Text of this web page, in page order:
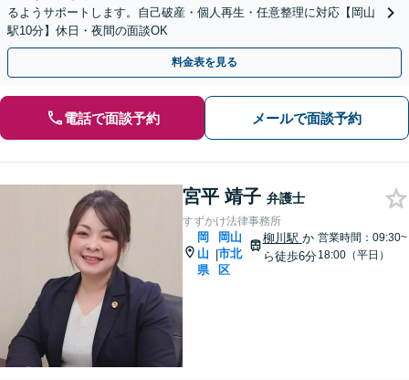
るようサポートします。自己破産・個人再生・任意整理に対応【岡山
駅10分】休日・夜間の面談OK
料金表を見る
電話で面談予約 メールで面談予約
宮平 靖子 弁護士
すずかけ法律事務所
岡
山
県
|
岡山
市北
区
柳川駅 か
ら徒歩6分
営業時間：09:30~
18:00（平日）